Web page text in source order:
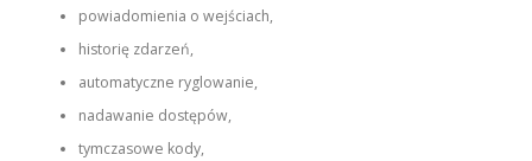
powiadomienia o wejściach,
historię zdarzeń,
automatyczne ryglowanie,
nadawanie dostępów,
tymczasowe kody,